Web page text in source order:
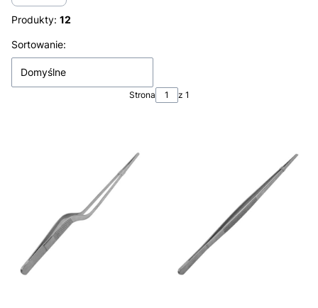
Produkty: 12
Lista produktów
Sortowanie:
Domyślne
Strona z 1